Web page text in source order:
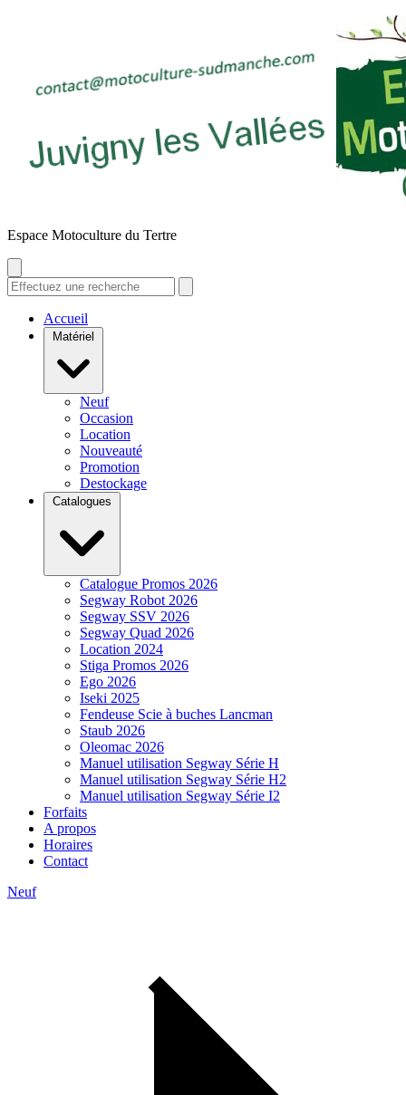
Espace Motoculture du Tertre
Accueil
Matériel
Neuf
Occasion
Location
Nouveauté
Promotion
Destockage
Catalogues
Catalogue Promos 2026
Segway Robot 2026
Segway SSV 2026
Segway Quad 2026
Location 2024
Stiga Promos 2026
Ego 2026
Iseki 2025
Fendeuse Scie à buches Lancman
Staub 2026
Oleomac 2026
Manuel utilisation Segway Série H
Manuel utilisation Segway Série H2
Manuel utilisation Segway Série I2
Forfaits
A propos
Horaires
Contact
Neuf